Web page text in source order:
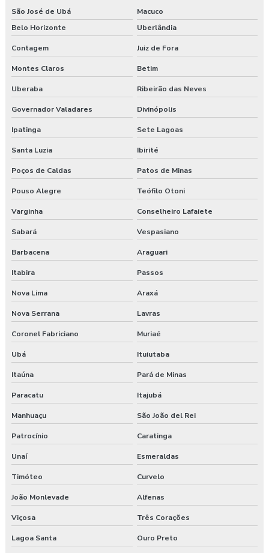
Exame admissional guarapuava
Exame admissional em pinhão
Exame admissional preço
Exame admissional em turvo
Exame aso admissional
Exame aso preço
Exame demissional preço
Exame demissional valor
Exame médico admissional guarapuava
Gerenciamento de risco no trabalho
Gerenciamento de riscos segurança do trabalho
Gestão saúde e segurança do trabalho
Laudo ambiental e ergonômico do local de trabalho
Laudo de avaliação ergonômica
Laudo de ergonomia
Laudo ergonômico
Laudo ergonômico e análise ergonômica do trabalho
Laudo ergonômico cadeira
Laudo ergonômico construção civil
São José de Ubá
Macuco
Belo Horizonte
Uberlândia
Contagem Juiz de Fora
Montes Claros Betim
Uberaba Ribeirão das Neves
Governador Valadares Divinópolis
Ipatinga Sete Lagoas
Santa Luzia Ibirité
Poços de Caldas Patos de Minas
Pouso Alegre Teófilo Otoni
Varginha Conselheiro Lafaiete
Sabará Vespasiano
Barbacena Araguari
Itabira Passos
Nova Lima Araxá
Nova Serrana Lavras
Coronel Fabriciano Muriaé
Ubá Ituiutaba
Itaúna Pará de Minas
Paracatu Itajubá
Manhuaçu São João del Rei
Patrocínio Caratinga
Unaí Esmeraldas
Timóteo Curvelo
João Monlevade Alfenas
Viçosa Três Corações
Lagoa Santa Ouro Preto